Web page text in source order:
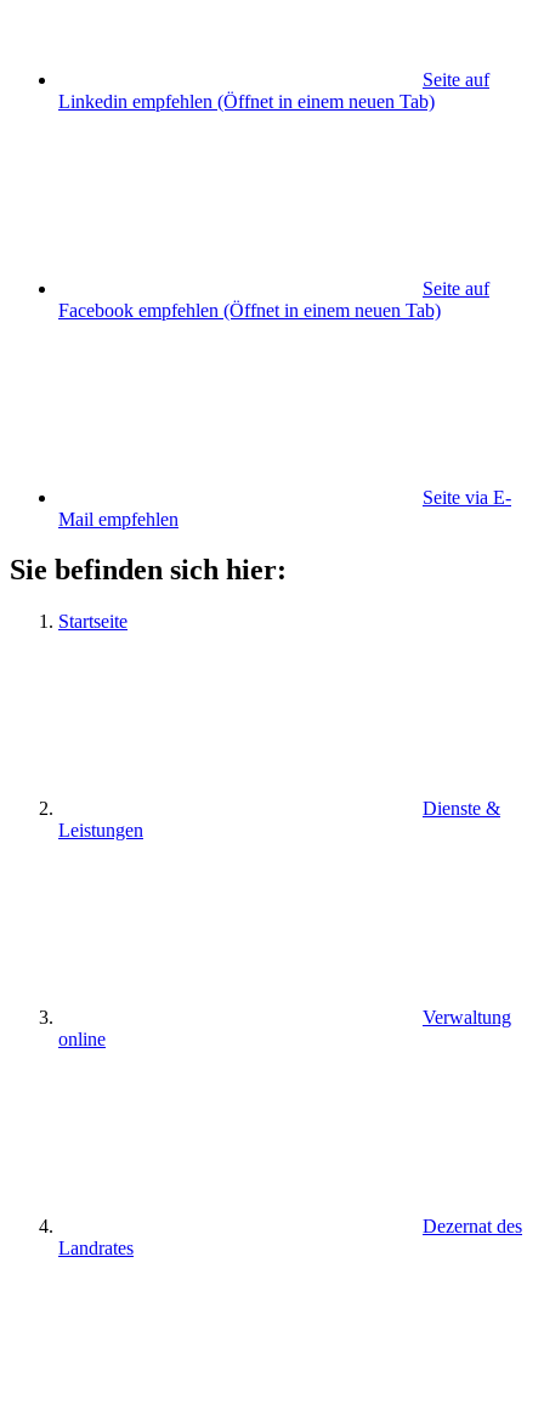
Seite auf
Linkedin empfehlen (Öffnet in einem neuen Tab)
Seite auf
Facebook empfehlen (Öffnet in einem neuen Tab)
Seite via E-
Mail empfehlen
Sie befinden sich hier:
Startseite
Dienste &
Leistungen
Verwaltung
online
Dezernat des
Landrates